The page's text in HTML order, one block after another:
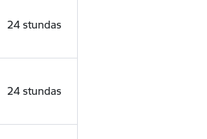
24 stundas
24 stundas